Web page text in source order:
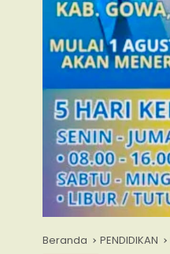
Beranda PENDIDIKAN